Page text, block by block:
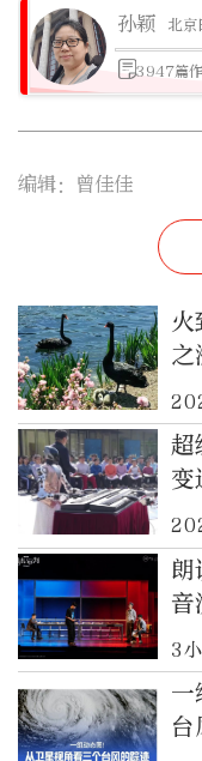
孙颖 北京
3947篇
编辑：曾佳佳
火
之
超
变
高
朗
音
台
3
一
台